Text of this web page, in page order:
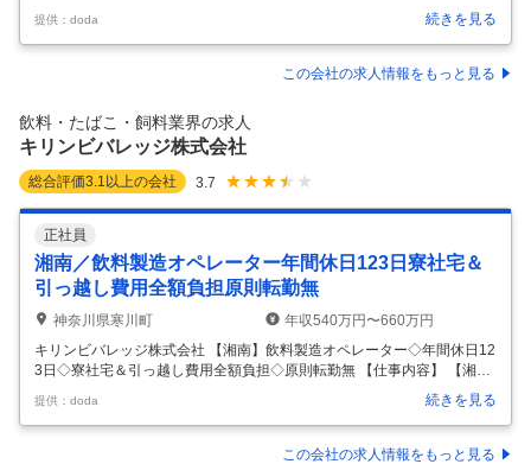
なし／日祝休み】お茶の製造管理者候補／工程改善・人員管理にも挑戦
可 【具体的な仕事内容】 ＜創業76年｜静岡市を代表する「天空の抹
茶」「雅正庵」を手がける老舗製茶メーカー＞ 老舗×チャレンジ。 お茶
の可能性を広げ続ける会社です。 ■当社について 静岡を代表する老舗製
菓子・カフェなど幅広い事業を展開しています。 原料の仕入れから、仕
上げ加工・袋詰めまでをすべて自社工場で一貫管理しており、品質の高
さと安 …
提供：doda 続きを見る
この会社の求人情報をもっと見る
飲料・たばこ・飼料業界の求人
キリンビバレッジ株式会社
総合評価3.1 以上の会社 3.7
正社員
湘南／飲料製造オペレーター年間休日123日寮社宅＆
引っ越し費用全額負担原則転勤無
神奈川県寒川町
年収540万円〜660万円
キリンビバレッジ株式会社 【湘南】飲料製造オペレーター◇年間休日12
3日◇寮社宅＆引っ越し費用全額負担◇原則転勤無 【仕事内容】 【湘
南】飲料製造オペレーター◇年間休日123日◇寮社宅＆引っ越し費用全
額負担◇原則転勤無 【具体的な仕事内容】 【自動化推進！キリンビバレ
ッジ基幹工場／連続勤務は同じシフト時間／GW・お盆・年末年始は工
場が止まるため連続休暇／住宅手当あり】 ■職務内容 当社にて、飲料の
提供：doda 続きを見る
この会社の求人情報をもっと見る